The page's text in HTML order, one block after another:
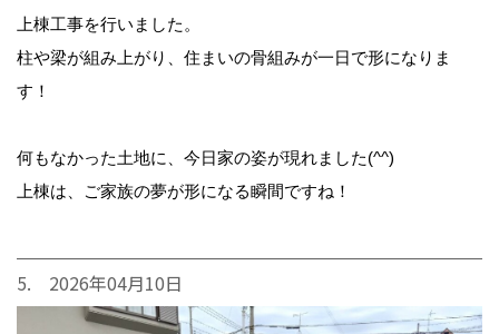
上棟工事を行いました。
柱や梁が組み上がり、住まいの骨組みが一日で形になりま
す！
何もなかった土地に、今日家の姿が現れました(^^)
上棟は、ご家族の夢が形になる瞬間ですね！
5. 2026年04月10日